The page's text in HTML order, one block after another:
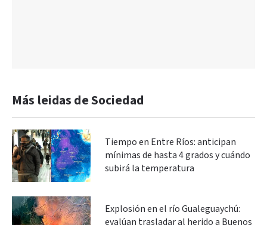
Más leidas de Sociedad
Tiempo en Entre Ríos: anticipan
mínimas de hasta 4 grados y cuándo
subirá la temperatura
Explosión en el río Gualeguaychú:
evalúan trasladar al herido a Buenos